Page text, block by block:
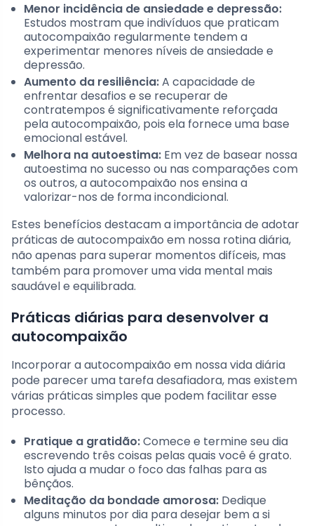
Menor incidência de ansiedade e depressão:
Estudos mostram que indivíduos que praticam
autocompaixão regularmente tendem a
experimentar menores níveis de ansiedade e
depressão.
Aumento da resiliência:A capacidade de
enfrentar desafios e se recuperar de
contratempos é significativamente reforçada
pela autocompaixão, pois ela fornece uma base
emocional estável.
Melhora na autoestima: Em vez de basear nossa
autoestima no sucesso ou nas comparações com
os outros, a autocompaixão nos ensina a
valorizar-nos de forma incondicional.
Estes benefícios destacam a importância de adotar
práticas de autocompaixão em nossa rotina diária,
não apenas para superar momentos difíceis, mas
também para promover uma vida mental mais
saudável e equilibrada.
Práticas diárias para desenvolver a
autocompaixão
Incorporar a autocompaixão em nossa vida diária
pode parecer uma tarefa desafiadora, mas existem
várias práticas simples que podem facilitar esse
processo.
Pratique a gratidão:Comece e termine seu dia
escrevendo três coisas pelas quais você é grato.
Isto ajuda a mudar o foco das falhas para as
bênçãos.
Meditação da bondade amorosa: Dedique
alguns minutos por dia para desejar bem a si